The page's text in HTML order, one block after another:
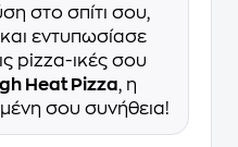
στο σπίτι σου,
εντυπωσίασε
pizza-ικές σου
Heat Pizza, η
σου συνήθεια!